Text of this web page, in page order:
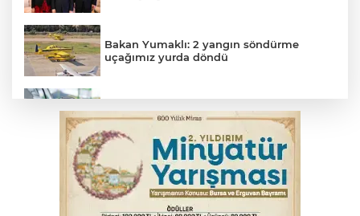
Bakan Yumaklı: 2 yangın söndürme
uçağımız yurda döndü
yansıyacak mı?
Serbest piyasada döviz fiyatları